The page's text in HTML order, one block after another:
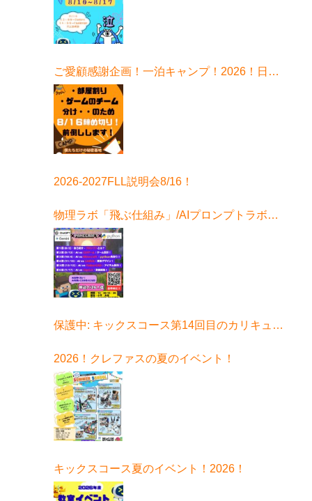
ご愛顧感謝企画！一泊キャンプ！2026！日程
はこちら！
2026-2027FLL説明会8/16！
物理ラボ「飛ぶ仕組み」/AIプロンプトラボ始
まる！
保護中: キックスコース第14回目のカリキュラ
2026！クレファスの夏のイベント！
キックスコース夏のイベント！2026！